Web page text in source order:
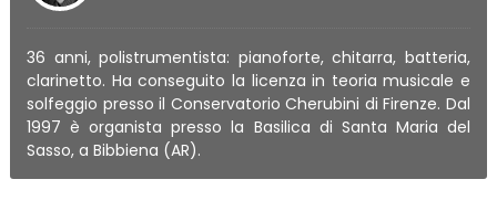
36 anni, polistrumentista: pianoforte, chitarra, batteria,
clarinetto. Ha conseguito la licenza in teoria musicale e
solfeggio presso il Conservatorio Cherubini di Firenze. Dal
1997 è organista presso la Basilica di Santa Maria del
Sasso, a Bibbiena (AR).